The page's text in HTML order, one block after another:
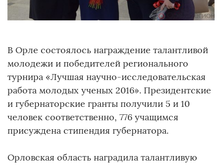
В Орле состоялось награждение талантливой
молодежи и победителей регионального
турнира «Лучшая научно-исследовательская
работа молодых ученых 2016». Президентские
и губернаторские гранты получили 5 и 10
человек соответственно, 776 учащимся
присуждена стипендия губернатора.
Орловская область наградила талантливую